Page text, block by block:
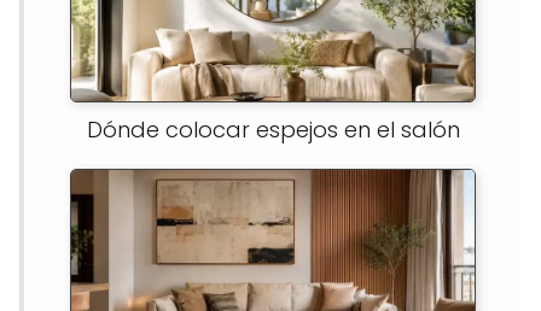
Dónde colocar espejos en el salón